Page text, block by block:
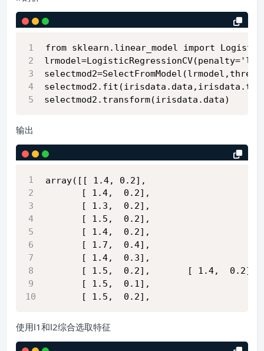
from sklearn.linear_model import
selectmod2.transform(irisdata.data)
输出
array([[ 1.4, 0.2],
       [ 1.4,  0.2],
       [ 1.3,  0.2],
       [ 1.5,  0.2],
       [ 1.4,  0.2],
       [ 1.7,  0.4],
       [ 1.4,  0.3],
       [ 1.5,  0.2],       [ 1.4,  0.2],
       [ 1.5,  0.1],
       [ 1.5,  0.2],
使用l1和l2综合选取特征